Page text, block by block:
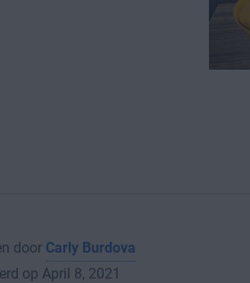
door Carly Burdova
op April 8, 2021